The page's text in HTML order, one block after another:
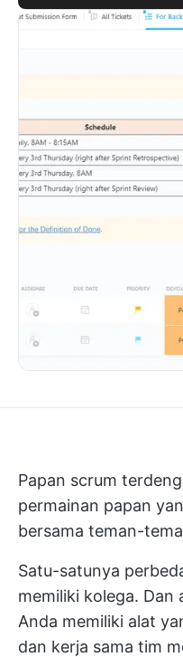
Papan scrum
permainan papan
bersama teman-
Satu-satunya
memiliki kolega. Dan
Anda memiliki alat
dan kerja sama tim